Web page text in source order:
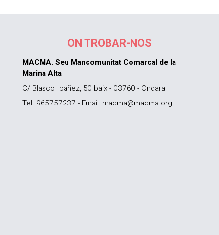
ON TROBAR-NOS
MACMA. Seu Mancomunitat Comarcal de la
Marina Alta
C/ Blasco Ibáñez, 50 baix - 03760 - Ondara
Tel. 965757237 - Email: macma@macma.org